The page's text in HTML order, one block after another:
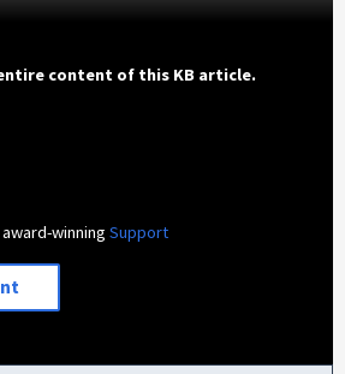
content of this KB article.
winningSupport